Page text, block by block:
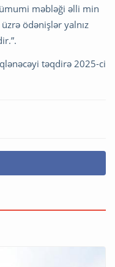
məbləği əlli min
ödənişlər yalnız
təqdirə 2025-ci